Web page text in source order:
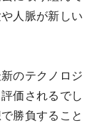
人脈が新しい
のテクノロジ
価されるでし
勝負すること